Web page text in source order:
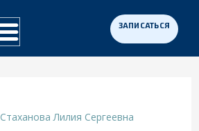
Стаханова Лилия Сергеевна